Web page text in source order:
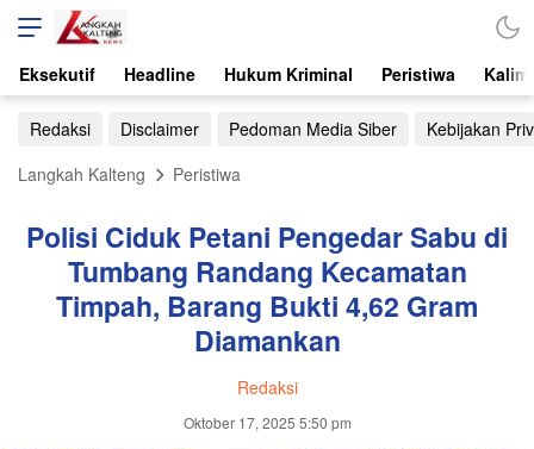
Eksekutif Headline Hukum Kriminal Peristiwa
Redaksi Disclaimer Pedoman Media Siber
Kebijakan
Langkah Kalteng
Peristiwa
Polisi Ciduk Petani Pengedar Sabu di
Tumbang Randang Kecamatan
Timpah, Barang Bukti 4,62 Gram
Diamankan
Redaksi
Oktober 17, 2025 5:50 pm